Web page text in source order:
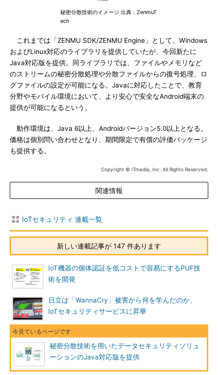
秘密分散技術のイメージ 出典：ZenmuT
ech
これまでは「ZENMU SDK/ZENMU Engine」として、Windows
およびLinux対応のライブラリを提供していたが、今回新たに
Java対応版を提供。同ライブラリでは、ファイルやメモリなど
のストリームの秘密分散処理や分散ファイルからの復号処理、ロ
グファイルの設定が可能になる。Javaに対応したことで、教育
分野やモバイル環境において、より安心で安全なAndroid端末の
提供が可能になるという。
動作環境は、Java 6以上、Androidバージョン5.0以上となる。
価格は個別問い合わせとなり、期間限定で有償の評価パッケージ
も提供する。
Copyright © ITmedia, Inc. All Rights Reserved.
関連情報
IoTセキュリティ 連載一覧
新しい連載記事が 147 件あります
IoT機器の個体認証を低コストで容易にするPUF技
術を開発
日立は「WannaCry」被害から何を学んだのか、
IoTセキュリティサービスに昇華
秘密分散技術を用いたデータセキュリティソリュ
ーションのJava対応版を提供